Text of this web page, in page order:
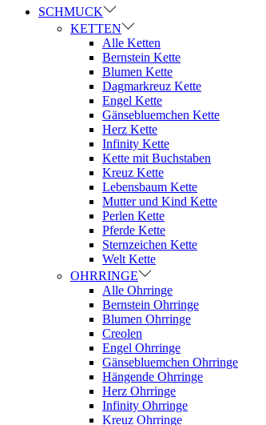
SCHMUCK
KETTEN
Alle Ketten
Bernstein Kette
Blumen Kette
Dagmarkreuz Kette
Engel Kette
Gänsebluemchen Kette
Herz Kette
Infinity Kette
Kette mit Buchstaben
Kreuz Kette
Lebensbaum Kette
Mutter und Kind Kette
Perlen Kette
Pferde Kette
Sternzeichen Kette
Welt Kette
OHRRINGE
Alle Ohrringe
Bernstein Ohrringe
Blumen Ohrringe
Creolen
Engel Ohrringe
Gänsebluemchen Ohrringe
Hängende Ohrringe
Herz Ohrringe
Infinity Ohrringe
Kreuz Ohrringe